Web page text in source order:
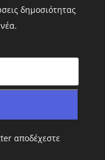
δημοσιότητας
αποδέχεστε